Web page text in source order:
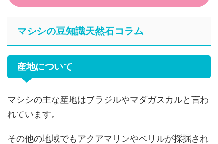
マシシの豆知識天然石コラム
産地について
マシシの主な産地はブラジルやマダガスカルと言わ
れています。
その他の地域でもアクアマリンやベリルが採掘され